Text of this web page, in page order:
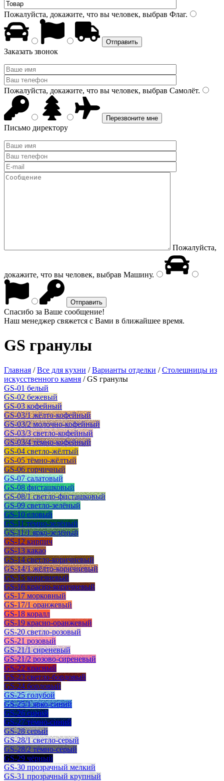
Пожалуйста, докажите, что вы человек, выбрав Флаг.
Заказать звонок
Пожалуйста, докажите, что вы человек, выбрав Самолёт.
Письмо директору
Пожалуйста,
докажите, что вы человек, выбрав Машину.
Спасибо за Ваше сообщение!
Наш менеджер свяжется с Вами в ближайшее время.
GS гранулы
Главная /Все для кухни /Варианты отделки /Столешницы из
искусственного камня /GS гранулы
GS-01 белый
GS-02 бежевый
GS-03 кофейный
GS-03/1 жёлто-кофейный
GS-03/2 молочно-кофейный
GS-03/3 светло-кофейный
GS-03/4 тёмно-кофейный
GS-04 светло-жёлтый
GS-05 тёмно-жёлтый
GS-06 горчичный
GS-07 салатовый
GS-08 фисташковый
GS-08/1 светло-фисташковый
GS-09 светло-зелёный
GS-10 еловый
GS-11 тёмно-зелёный
GS-11/1 ярко-зелёный
GS-12 кирпич
GS-13 какао
GS-14 светло-коричневый
GS-14/1 жёлто-коричневый
GS-15 коричневый
GS-16 красно-коричневый
GS-17 морковный
GS-17/1 оранжевый
GS-18 коралл
GS-19 красно-оранжевый
GS-20 светло-розовый
GS-21 розовый
GS-21/1 сиреневый
GS-21/2 розово-сиреневый
GS-22 красный
GS-23 светло-бордовый
GS-24 бордовый
GS-25 голубой
GS-25/1 ярко-синий
GS-26 синий
GS-27 тёмно-синий
GS-28 серый
GS-28/1 светло-серый
GS-28/2 тёмно-серый
GS-29 чёрный
GS-30 прозрачный мелкий
GS-31 прозрачный крупный